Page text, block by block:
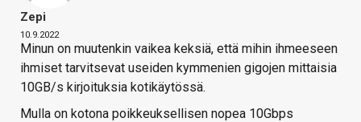
Zepi
10.9.2022
Minun on muutenkin vaikea keksiä, että mihin ihmeeseen
ihmiset tarvitsevat useiden kymmenien gigojen mittaisia
10GB/s kirjoituksia kotikäytössä.
Mulla on kotona poikkeuksellisen nopea 10Gbps